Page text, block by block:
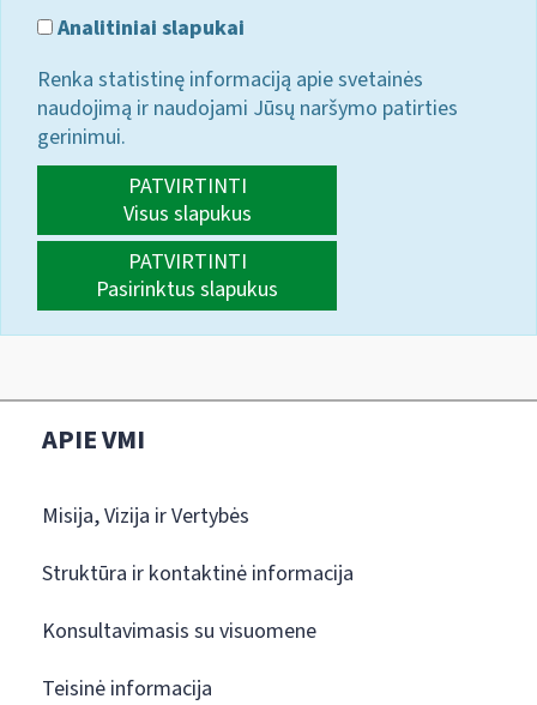
Analitiniai slapukai
Renka statistinę informaciją apie svetainės
naudojimą ir naudojami Jūsų naršymo patirties
gerinimui.
PATVIRTINTI
Visus slapukus
PATVIRTINTI
Pasirinktus slapukus
APIE VMI
Misija, Vizija ir Vertybės
Struktūra ir kontaktinė informacija
Konsultavimasis su visuomene
Teisinė informacija